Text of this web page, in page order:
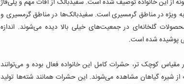
سفید حشراتی در خانواده سفیدبالکان هستند. بیش از ۱۵۵۰ گونه از این خانواده توصیف شده ‌است. سفیدبالک‌ از آفات مهم و پلی‌فاژ
ویژه در مناطق گرمسیری است. سفیدبالک‌ها در مناطق گرمسیری و
گلخانه‌ای در جمعیت‌های خیلی بالا دیده می‌‌شوند. اندازه
پوشیده شده‌ است.
کوچک تر، حشرات کامل این خانواده فعال بوده و می‌توانند
از شیره گیاهان مشاهده می‌‌شوند. این حشرات همانند شته‌ها تولید